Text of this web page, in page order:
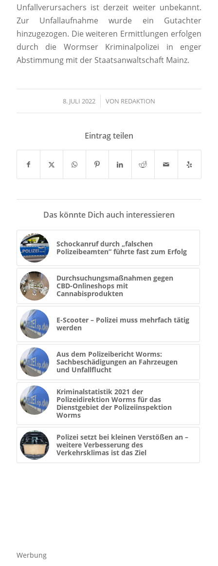
Unfallverursachers ist derzeit weiter unbekannt.
Zur Unfallaufnahme wurde ein Gutachter
hinzugezogen. Die weiteren Ermittlungen erfolgen
durch die Wormser Kriminalpolizei in enger
Abstimmung mit der Staatsanwaltschaft Mainz.
8. JULI 2022
/ VON REDAKTION
Eintrag teilen
Das könnte Dich auch interessieren
Schockanruf durch „falschen
Polizeibeamten“ führte fast zum Erfolg
Durchsuchungsmaßnahmen gegen
CBD-Onlineshops mit
Cannabisprodukten
E-Scooter – Polizei muss mehrfach tätig
werden
Aus dem Polizeibericht Worms:
Sachbeschädigungen an Fahrzeugen
und Unfallflucht
Kriminalstatistik 2021 der
Polizeidirektion Worms für das
Dienstgebiet der Polizeiinspektion
Worms
Polizei setzt bei kleinen Verstößen an –
weitere Verbesserung des
Verkehrsklimas ist das Ziel
Werbung